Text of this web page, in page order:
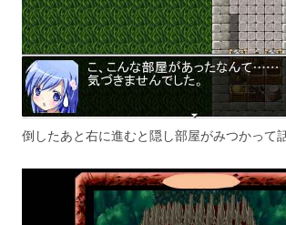
倒したあと右に進むと隠し部屋がみつかって